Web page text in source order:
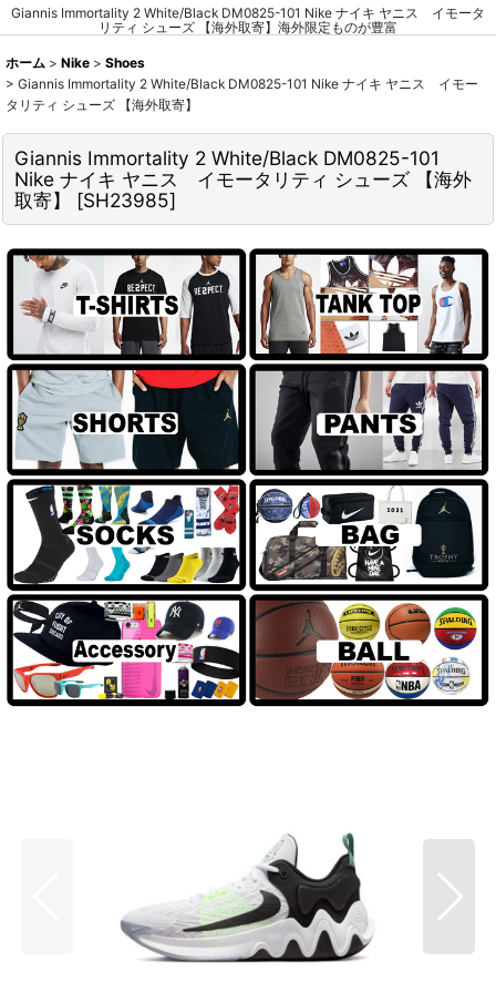
Giannis Immortality 2 White/Black DM0825-101 Nike ナイキ ヤニス イモータ
リティ シューズ 【海外取寄】海外限定ものが豊富
ホーム > Nike > Shoes
> Giannis Immortality 2 White/Black DM0825-101 Nike ナイキ ヤニス イモー
タリティ シューズ 【海外取寄】
Giannis Immortality 2 White/Black DM0825-101
Nike ナイキ ヤニス イモータリティ シューズ 【海外
取寄】
[SH23985]